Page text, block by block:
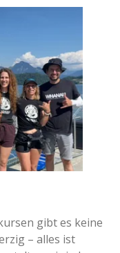
gibt es keine
– alles ist